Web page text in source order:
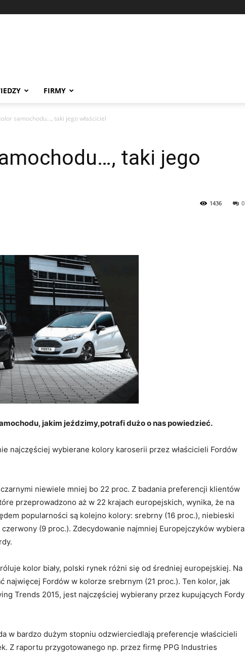
FIRMY
samochodu…, taki jego właściciel
taki jego
0
1436
jakim jeździmy,potrafi dużo o nas powiedzieć.
najczęściej wybierane kolory karoserii przez właścicieli Fordów
niewiele mniej bo 22 proc. Z badania preferencji klientów
przeprowadzono aż w 22 krajach europejskich, wynika, że na
popularności są kolejno kolory: srebrny (16 proc.), niebieski
(9 proc.). Zdecydowanie najmniej Europejczyków wybiera
kolor biały, polski rynek różni się od średniej europejskiej. Na
najwięcej Fordów w kolorze srebrnym (21 proc.). Ten kolor, jak
Trends 2015, jest najczęściej wybierany przez kupujących Fordy
w bardzo dużym stopniu odzwierciedlają preferencje właścicieli
Z raportu przygotowanego np. przez firmę PPG Industries